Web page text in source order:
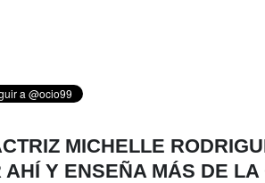
MICHELLE
AHÍ Y ENSEÑA MÁS DE LA